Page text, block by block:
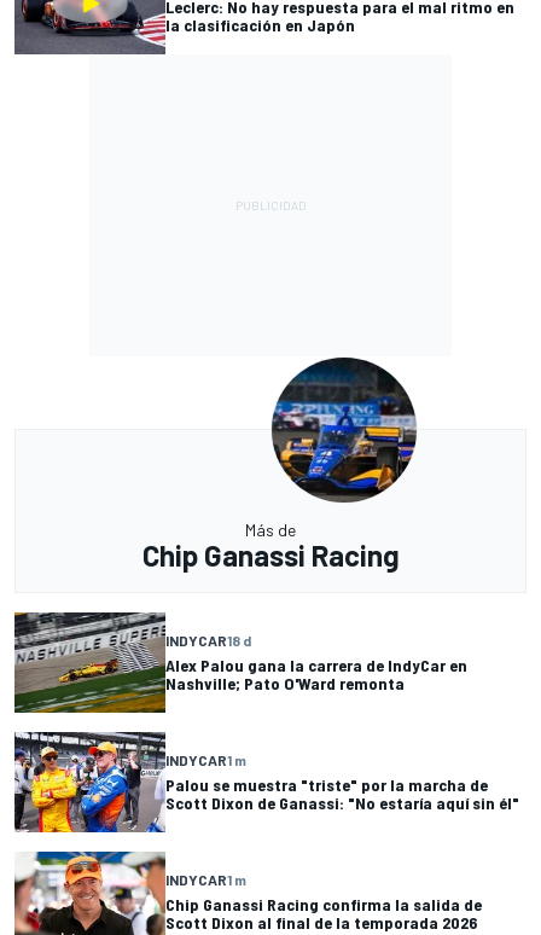
Leclerc: No hay respuesta para el mal ritmo en
la clasificación en Japón
Más de
Chip Ganassi Racing
INDYCAR18 d
Alex Palou gana la carrera de IndyCar en
Nashville; Pato O'Ward remonta
INDYCAR1 m
Palou se muestra "triste" por la marcha de
Scott Dixon de Ganassi: "No estaría aquí sin él"
INDYCAR1 m
Chip Ganassi Racing confirma la salida de
Scott Dixon al final de la temporada 2026